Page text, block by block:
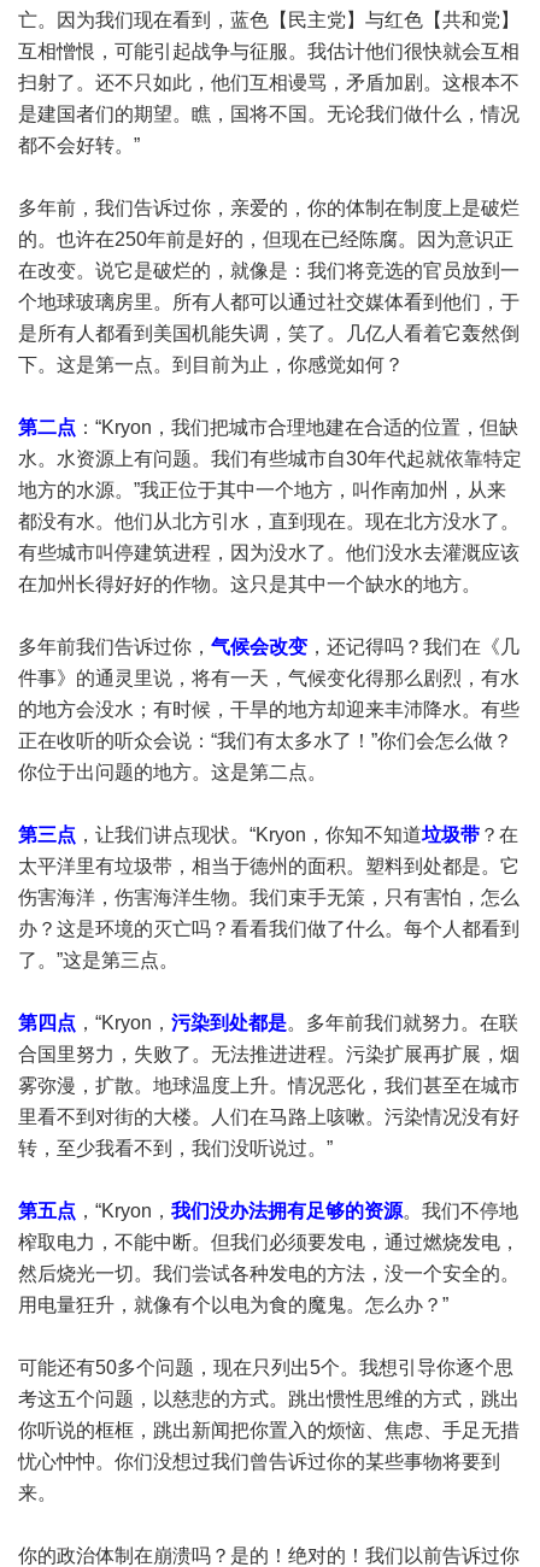
亡。因为我们现在看到，蓝色【民主党】与红色【共和党】
互相憎恨，可能引起战争与征服。我估计他们很快就会互相
扫射了。还不只如此，他们互相谩骂，矛盾加剧。这根本不
是建国者们的期望。瞧，国将不国。无论我们做什么，情况
都不会好转。”
多年前，我们告诉过你，亲爱的，你的体制在制度上是破烂
的。也许在250年前是好的，但现在已经陈腐。因为意识正
在改变。说它是破烂的，就像是：我们将竞选的官员放到一
个地球玻璃房里。所有人都可以通过社交媒体看到他们，于
是所有人都看到美国机能失调，笑了。几亿人看着它轰然倒
下。这是第一点。到目前为止，你感觉如何？
第二点 ：“Kryon，我们把城市合理地建在合适的位置，但缺
水。水资源上有问题。我们有些城市自30年代起就依靠特定
地方的水源。”我正位于其中一个地方，叫作南加州，从来
都没有水。他们从北方引水，直到现在。现在北方没水了。
有些城市叫停建筑进程，因为没水了。他们没水去灌溉应该
在加州长得好好的作物。这只是其中一个缺水的地方。
多年前我们告诉过你， 气候会改变 ，还记得吗？我们在《几
件事》的通灵里说，将有一天，气候变化得那么剧烈，有水
的地方会没水；有时候，干旱的地方却迎来丰沛降水。有些
正在收听的听众会说：“我们有太多水了！”你们会怎么做？
你位于出问题的地方。这是第二点。
第三点 ，让我们讲点现状。“Kryon，你知不知道垃圾带 ？在
太平洋里有垃圾带，相当于德州的面积。塑料到处都是。它
伤害海洋，伤害海洋生物。我们束手无策，只有害怕，怎么
办？这是环境的灭亡吗？看看我们做了什么。每个人都看到
了。”这是第三点。
第四点 ，“Kryon， 污染到处都是。多年前我们就努力。在联
合国里努力，失败了。无法推进进程。污染扩展再扩展，烟
雾弥漫，扩散。地球温度上升。情况恶化，我们甚至在城市
里看不到对街的大楼。人们在马路上咳嗽。污染情况没有好
转，至少我看不到，我们没听说过。”
第五点 ，“Kryon， 我们没办法拥有足够的资源。我们不停地
榨取电力，不能中断。但我们必须要发电，通过燃烧发电，
然后烧光一切。我们尝试各种发电的方法，没一个安全的。
用电量狂升，就像有个以电为食的魔鬼。怎么办？”
可能还有50多个问题，现在只列出5个。我想引导你逐个思
考这五个问题，以慈悲的方式。跳出惯性思维的方式，跳出
你听说的框框，跳出新闻把你置入的烦恼、焦虑、手足无措
忧心忡忡。你们没想过我们曾告诉过你的某些事物将要到
来。
你的政治体制在崩溃吗？是的！绝对的！我们以前告诉过你